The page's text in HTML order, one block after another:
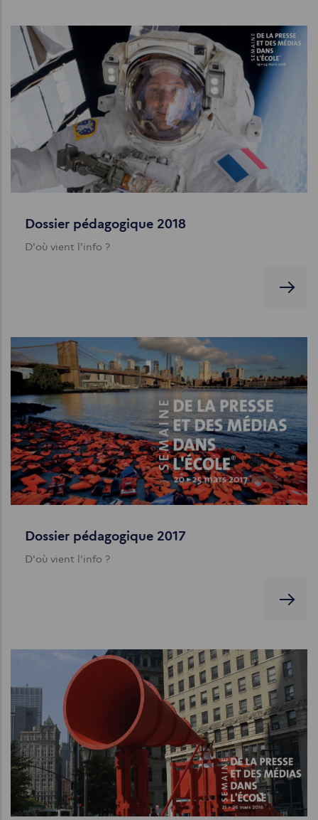
Dossier pédagogique 2018
D'où vient l'info ?
Dossier pédagogique 2017
D'où vient l'info ?